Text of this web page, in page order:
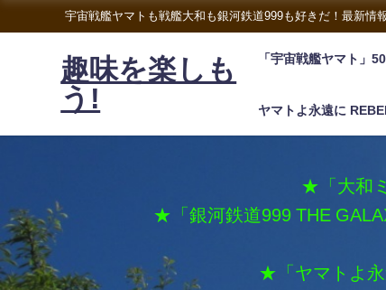
宇宙戦艦ヤマトも戦艦大和も銀河鉄道999も好きだ！最新情
趣味を楽しも
う!
「宇宙戦艦ヤマト」
ヤマトよ永遠に
★「大和
★「銀河鉄道999 THE
★「ヤマトよ永